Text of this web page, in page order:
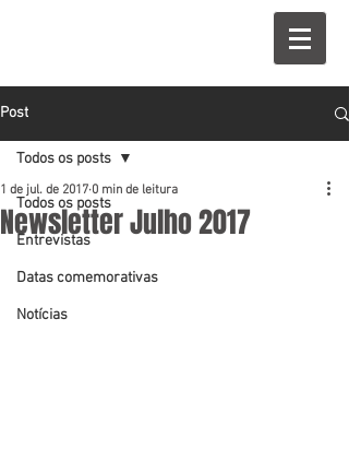
Post
Todos os posts
Entrevistas
Datas comemorativas
Notícias
Todos os posts
Newsletter Julho 2017
1 de jul. de 2017 0 min de leitura